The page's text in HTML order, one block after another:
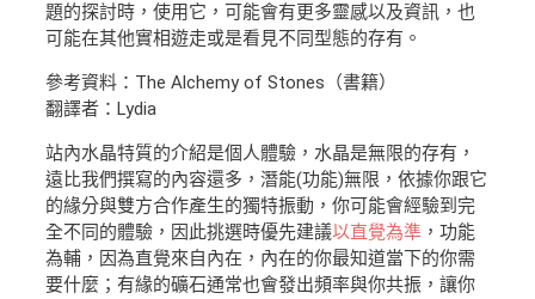
題的探討時，使用它，可能會有更多靈感以及資訊，也
可能在其他實相遊走或是看見不同型態的存有。
參考資料：The Alchemy of Stones（書籍）
翻譯者：Lydia
站內水晶特質的介紹是個人體驗，水晶是無限的存有，
遠比我們撰寫的內容還多，潛能(功能)無限，依據你跟它
的緣分與雙方合作產生的獨特振動，你可能會經驗到完
全不同的體驗，因此挑選時優先建議以直覺為準 ，功能
為輔，因為直覺來自內在，內在的你最知道當下的你需
要什麼；有緣的礦石通常也會發出頻率與你共振，讓你